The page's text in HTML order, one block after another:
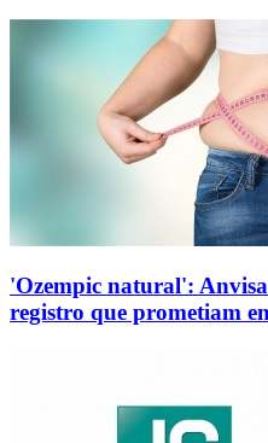
'Ozempic natural':
registro que prometiam